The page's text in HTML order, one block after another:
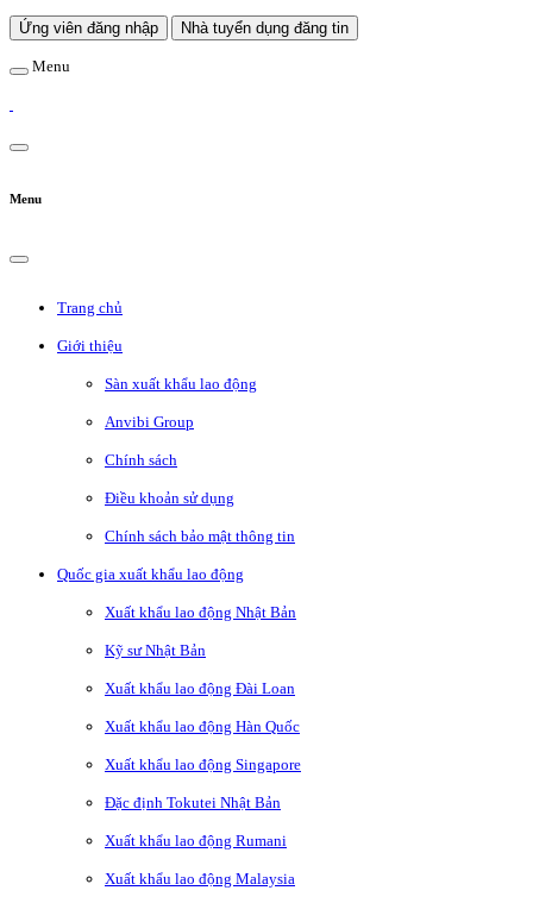
Ứng viên đăng nhập Nhà tuyển dụng đăng tin
Menu
Menu
Trang chủ
Giới thiệu
Sàn xuất khẩu lao động
Anvibi Group
Chính sách
Điều khoản sử dụng
Chính sách bảo mật thông tin
Quốc gia xuất khẩu lao động
Xuất khẩu lao động Nhật Bản
Kỹ sư Nhật Bản
Xuất khẩu lao động Đài Loan
Xuất khẩu lao động Hàn Quốc
Xuất khẩu lao động Singapore
Đặc định Tokutei Nhật Bản
Xuất khẩu lao động Rumani
Xuất khẩu lao động Malaysia